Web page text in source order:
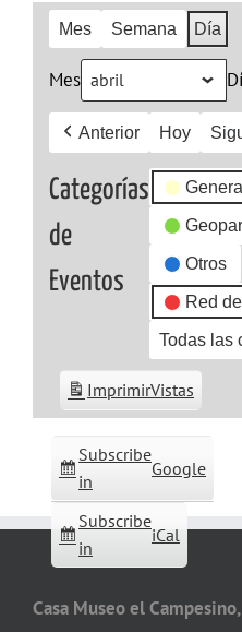
Mes Semana Día
Mes
Anterior Hoy
Categorías
de
Eventos
General
Otros
Red
Todas las
Subscribe
in
Google
Subscribe
in
iCal
ImprimirVistas
Casa Museo el Campesino,